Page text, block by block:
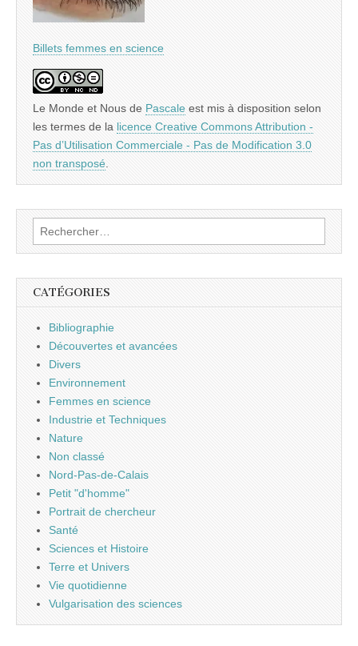
Billets femmes en science
Le Monde et Nous de Pascale est mis à disposition selon
les termes de la licence Creative Commons Attribution -
Pas d’Utilisation Commerciale - Pas de Modification 3.0
non transposé
Rechercher :
CATÉGORIES
Bibliographie
Découvertes et avancées
Divers
Environnement
Femmes en science
Industrie et Techniques
Nature
Non classé
Nord-Pas-de-Calais
Petit "d'homme"
Portrait de chercheur
Santé
Sciences et Histoire
Terre et Univers
Vie quotidienne
Vulgarisation des sciences